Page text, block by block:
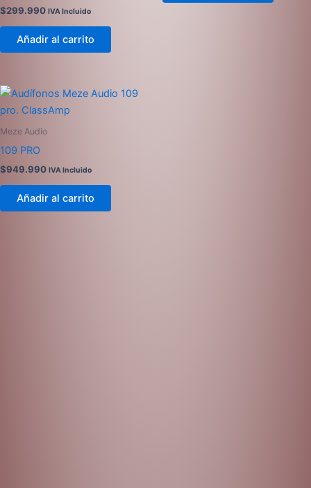
$299.990 IVA Incluido
Añadir al carrito
Meze Audio
109 PRO
$949.990 IVA Incluido
Añadir al carrito